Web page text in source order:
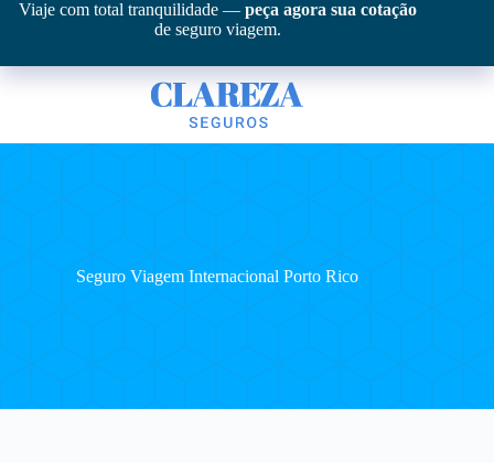
Pular
conteúdo
Viaje com total tranquilidade — peça agora sua cotação
de seguro viagem.
Seguro Viagem Internacional Porto Rico